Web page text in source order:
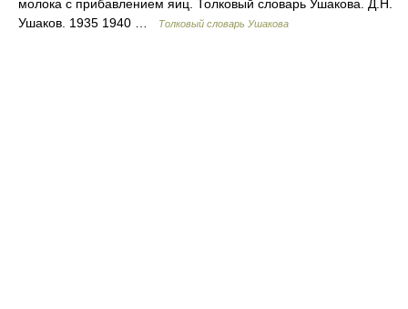
молока с прибавлением яиц. Толковый словарь Ушакова. Д.Н.
Ушаков. 1935 1940 …
Толковый словарь Ушакова